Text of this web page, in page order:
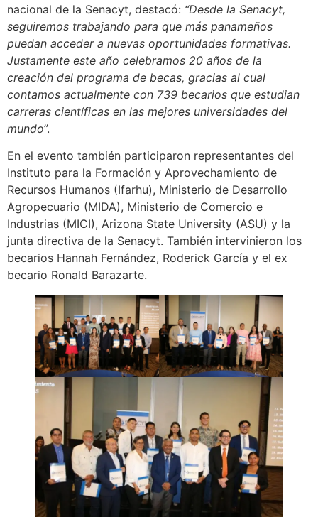
nacional de la Senacyt, destacó: “Desde la Senacyt,
seguiremos trabajando para que más panameños
puedan acceder a nuevas oportunidades formativas.
Justamente este año celebramos 20 años de la
creación del programa de becas, gracias al cual
contamos actualmente con 739 becarios que estudian
carreras científicas en las mejores universidades del
mundo”.
En el evento también participaron representantes del
Instituto para la Formación y Aprovechamiento de
Recursos Humanos (Ifarhu), Ministerio de Desarrollo
Agropecuario (MIDA), Ministerio de Comercio e
Industrias (MICI), Arizona State University (ASU) y la
junta directiva de la Senacyt. También intervinieron los
becarios Hannah Fernández, Roderick García y el ex
becario Ronald Barazarte.